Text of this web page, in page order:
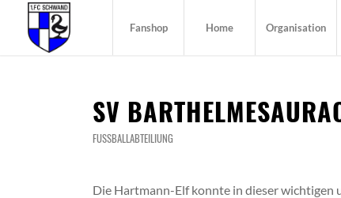
Fanshop Home Organisation
SV
FUSSBALLABTEILIUNG
Die Hartmann-Elf konnte in dieser wichtigen